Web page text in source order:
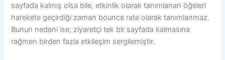
sayfada kalmış olsa bile, etkinlik olarak tanımlanan öğeleri
harekete geçirdiği zaman bounce rate olarak tanımlanmaz.
Bunun nedeni ise; ziyaretçi tek bir sayfada kalmasına
rağmen birden fazla etkileşim sergilemiştir.